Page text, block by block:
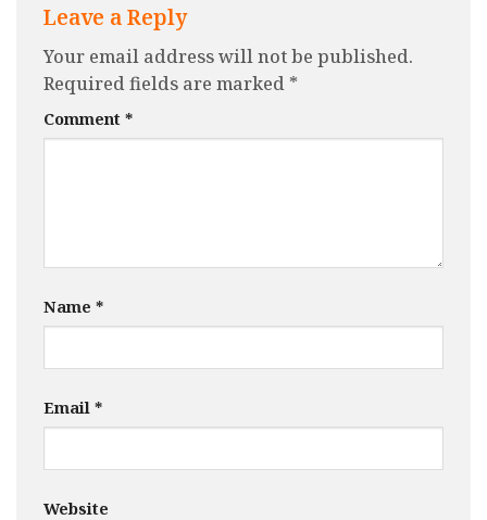
Leave a Reply
Your email address will not be published.
Required fields are marked *
Comment *
Name *
Email *
Website